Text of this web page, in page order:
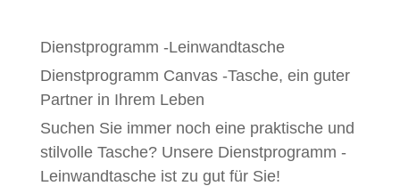
Dienstprogramm -Leinwandtasche
Dienstprogramm Canvas -Tasche, ein guter
Partner in Ihrem Leben
Suchen Sie immer noch eine praktische und
stilvolle Tasche? Unsere Dienstprogramm -
Leinwandtasche ist zu gut für Sie!